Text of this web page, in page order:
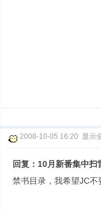
2008-10-05 16:20 显示
回复：10月新番集中扫
禁书目录，我希望JC